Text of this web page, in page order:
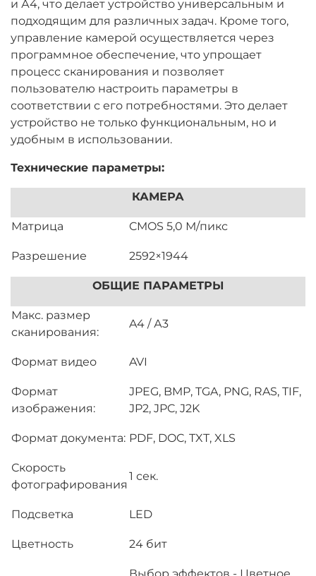
и А4, что делает устройство универсальным и
подходящим для различных задач. Кроме того,
управление камерой осуществляется через
программное обеспечение, что упрощает
процесс сканирования и позволяет
пользователю настроить параметры в
соответствии с его потребностями. Это делает
устройство не только функциональным, но и
удобным в использовании.
Технические параметры:
КАМЕРА
Матрица CMOS 5,0 М/пикс
Разрешение 2592×1944
ОБЩИЕ ПАРАМЕТРЫ
Макс. размер
сканирования:
A4 / А3
Формат видео AVI
Формат
изображения:
JPEG, BMP, TGA, PNG, RAS, TIF,
JP2, JPC, J2K
Формат документа: PDF, DOC, TXT, XLS
Скорость
фотографирования
1 сек.
Подсветка LED
Цветность 24 бит